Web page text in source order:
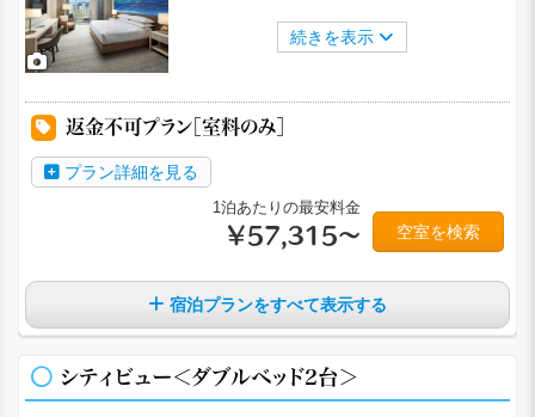
続きを表示
返金不可プラン［室料のみ］
プラン詳細を見る
1泊あたりの最安料金
￥57,315～ 空室を検索
宿泊プランをすべて表示する
シティビュー＜ダブルベッド2台＞